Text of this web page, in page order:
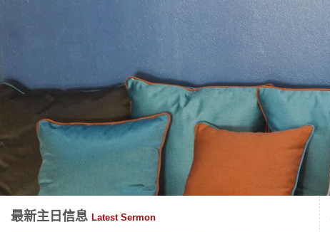
最新主日信息 Latest Sermon